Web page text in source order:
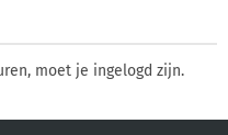
moet je ingelogd zijn.